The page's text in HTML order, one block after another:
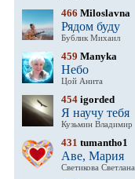
466 Miloslavna
Рядом буду
Бублик Михаил
459 Manyka
Небо
Цой Анита
454 igorded
Я научу тебя
Кузьмин Владимир
431 tumantho1
Аве, Мария
Светикова Светлана